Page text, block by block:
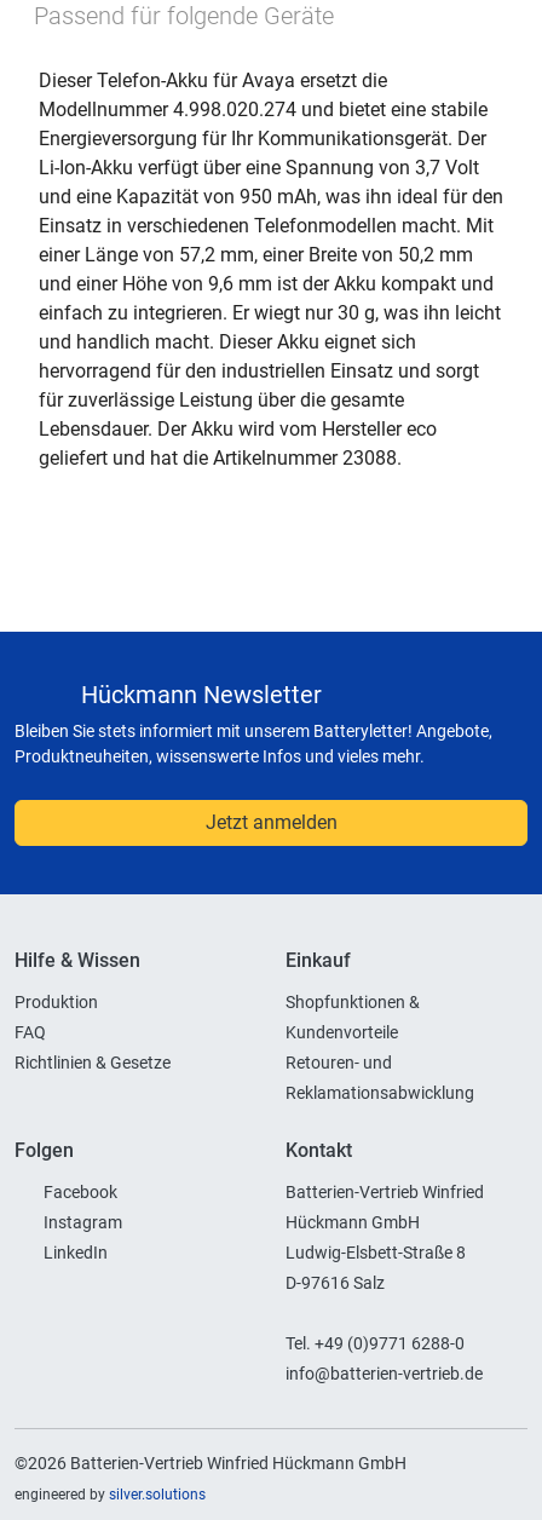
Passend für folgende Geräte
Dieser Telefon-Akku für Avaya ersetzt die
Modellnummer 4.998.020.274 und bietet eine stabile
Energieversorgung für Ihr Kommunikationsgerät. Der
Li-Ion-Akku verfügt über eine Spannung von 3,7 Volt
und eine Kapazität von 950 mAh, was ihn ideal für den
Einsatz in verschiedenen Telefonmodellen macht. Mit
einer Länge von 57,2 mm, einer Breite von 50,2 mm
und einer Höhe von 9,6 mm ist der Akku kompakt und
einfach zu integrieren. Er wiegt nur 30 g, was ihn leicht
und handlich macht. Dieser Akku eignet sich
hervorragend für den industriellen Einsatz und sorgt
für zuverlässige Leistung über die gesamte
Lebensdauer. Der Akku wird vom Hersteller eco
geliefert und hat die Artikelnummer 23088.
Hückmann Newsletter
Bleiben Sie stets informiert mit unserem Batteryletter! Angebote,
Produktneuheiten, wissenswerte Infos und vieles mehr.
Jetzt anmelden
Hilfe & Wissen
Produktion
FAQ
Richtlinien & Gesetze
Einkauf
Shopfunktionen &
Kundenvorteile
Retouren- und
Reklamationsabwicklung
Folgen
Facebook
Instagram
LinkedIn
Kontakt
Batterien-Vertrieb Winfried
Hückmann GmbH
Ludwig-Elsbett-Straße 8
D-97616 Salz
Tel. +49 (0)9771 6288-0
info@batterien-vertrieb.de
©2026 Batterien-Vertrieb Winfried Hückmann GmbH
engineered by silver.solutions